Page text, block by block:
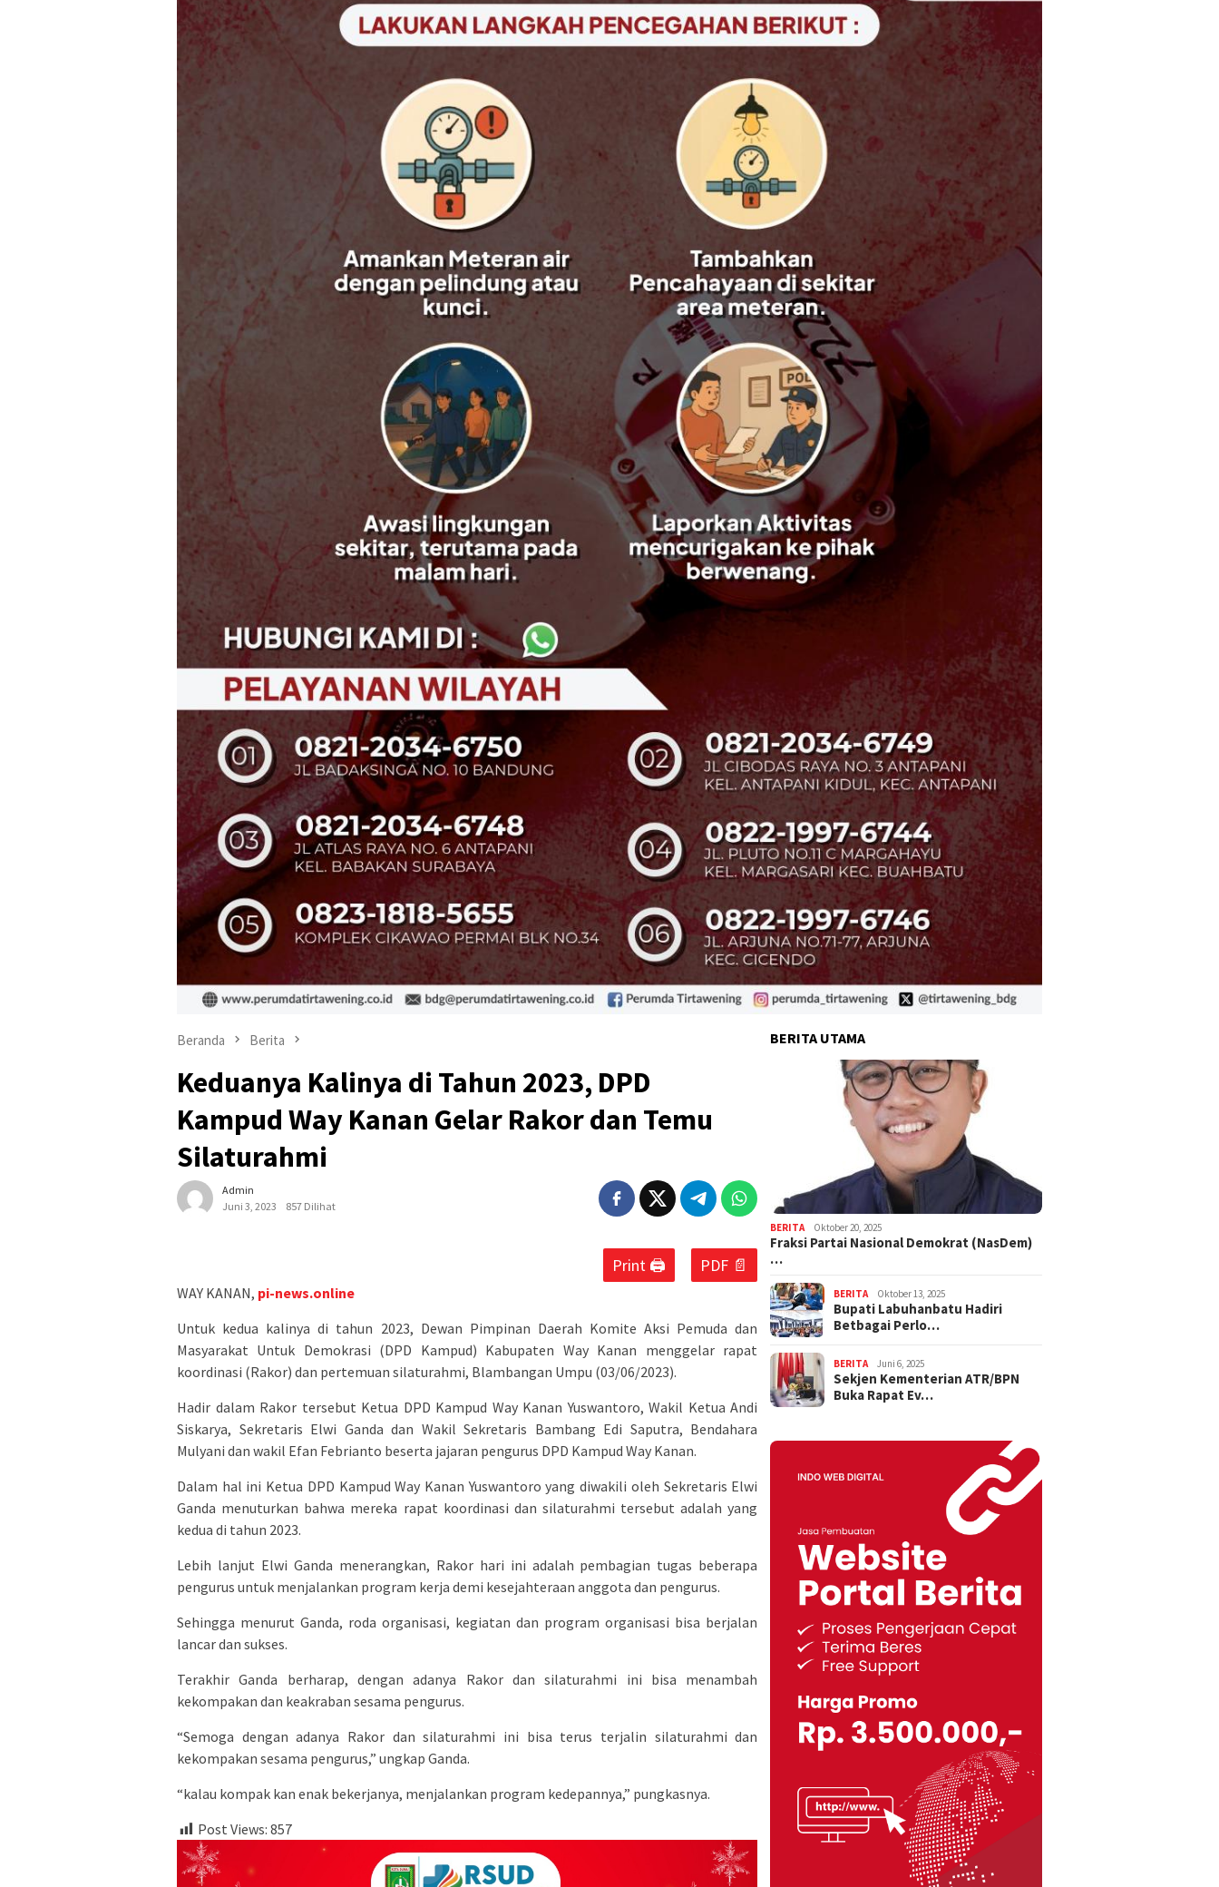
Beranda Berita
Keduanya Kalinya di Tahun 2023, DPD
Kampud Way Kanan Gelar Rakor dan Temu
Silaturahmi
Admin
Juni 3, 2023
857 Dilihat
Print 🖨 PDF 📄
WAY KANAN, pi-news.online
Untuk kedua kalinya di tahun 2023, Dewan Pimpinan Daerah Komite Aksi Pemuda dan
Masyarakat Untuk Demokrasi (DPD Kampud) Kabupaten Way Kanan menggelar rapat
koordinasi (Rakor) dan pertemuan silaturahmi, Blambangan Umpu (03/06/2023).
Hadir dalam Rakor tersebut Ketua DPD Kampud Way Kanan Yuswantoro, Wakil Ketua Andi
Siskarya, Sekretaris Elwi Ganda dan Wakil Sekretaris Bambang Edi Saputra, Bendahara
Mulyani dan wakil Efan Febrianto beserta jajaran pengurus DPD Kampud Way Kanan.
Dalam hal ini Ketua DPD Kampud Way Kanan Yuswantoro yang diwakili oleh Sekretaris Elwi
Ganda menuturkan bahwa mereka rapat koordinasi dan silaturahmi tersebut adalah yang
kedua di tahun 2023.
Lebih lanjut Elwi Ganda menerangkan, Rakor hari ini adalah pembagian tugas beberapa
pengurus untuk menjalankan program kerja demi kesejahteraan anggota dan pengurus.
Sehingga menurut Ganda, roda organisasi, kegiatan dan program organisasi bisa berjalan
lancar dan sukses.
Terakhir Ganda berharap, dengan adanya Rakor dan silaturahmi ini bisa menambah
kekompakan dan keakraban sesama pengurus.
“Semoga dengan adanya Rakor dan silaturahmi ini bisa terus terjalin silaturahmi dan
kekompakan sesama pengurus,” ungkap Ganda.
“kalau kompak kan enak bekerjanya, menjalankan program kedepannya,” pungkasnya.
Post Views: 857
BERITA UTAMA
BERITA Oktober 20, 2025
Fraksi Partai Nasional Demokrat (NasDem)
…
BERITA Oktober 13, 2025
Bupati Labuhanbatu Hadiri
Betbagai Perlo…
BERITA Juni 6, 2025
Sekjen Kementerian ATR/BPN
Buka Rapat Ev…